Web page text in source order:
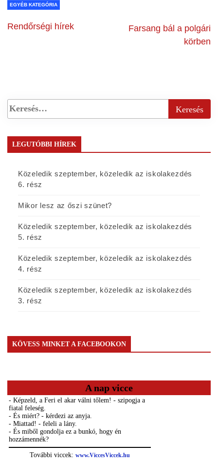
EGYÉB KATEGÓRIA
Rendőrségi hírek
Farsang bál a polgári
körben
LEGUTÓBBI HÍREK
Közeledik szeptember, közeledik az iskolakezdés
6. rész
Mikor lesz az őszi szünet?
Közeledik szeptember, közeledik az iskolakezdés
5. rész
Közeledik szeptember, közeledik az iskolakezdés
4. rész
Közeledik szeptember, közeledik az iskolakezdés
3. rész
KÖVESS MINKET A FACEBOOKON
A nap vicce